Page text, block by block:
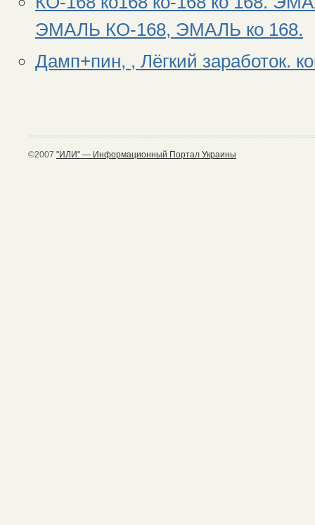
ЭМАЛЬ КО-168, ЭМАЛЬ ко 168.
Дамп+пин, , Лёгкий заработок.
©2007 "ИЛИ" — Информационный Портал Украины